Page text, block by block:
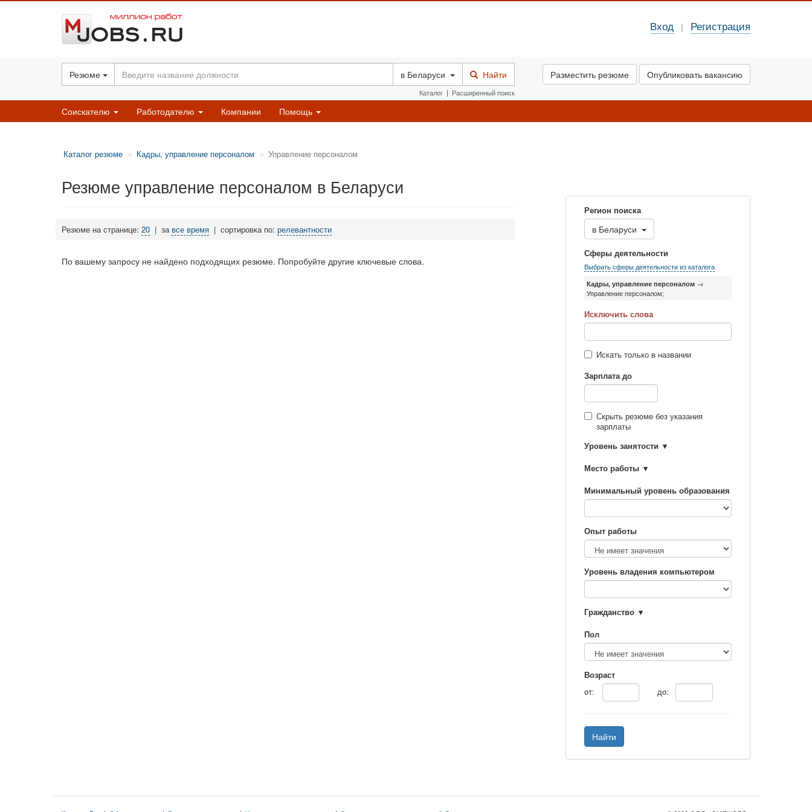
Вход | Регистрация
Резюме в Беларуси Найти
Каталог | Расширенный поиск
Разместить резюме Опубликовать вакансию
Соискателю Работодателю Компании Помощь
Каталог резюме Кадры, управление персоналом Управление персоналом
Резюме управление персоналом в Беларуси
Резюме на странице: 20 | за все время | сортировка по: релевантности
По вашему запросу не найдено подходящих резюме. Попробуйте другие ключевые слова.
Регион поиска
в Беларуси
Сферы деятельности
Выбрать сферы деятельности из каталога
Кадры, управление персоналом →
Управление персоналом;
Исключить слова
Искать только в названии
Зарплата до
Скрыть резюме без указания
зарплаты
Уровень занятости
Место работы
Минимальный уровень образования
Опыт работы
Уровень владения компьютером
Гражданство
Пол
Возраст
от:
до:
Найти